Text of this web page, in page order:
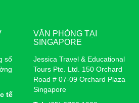
số
tế
VĂN PHÒNG TẠI
SINGAPORE
Jessica Travel & Educational
Tours Pte. Ltd. 150 Orchard
Road # 07-09 Orchard Plaza
Singapore